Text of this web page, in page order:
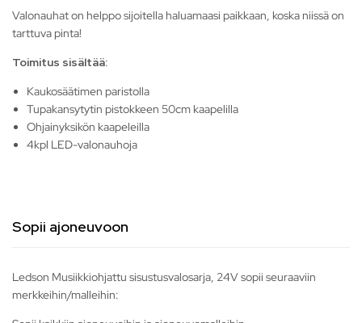
Valonauhat on helppo sijoitella haluamaasi paikkaan, koska niissä on
tarttuva pinta!
Toimitus sisältää:
Kaukosäätimen paristolla
Tupakansytytin pistokkeen 50cm kaapelilla
Ohjainyksikön kaapeleilla
4kpl LED-valonauhoja
Sopii ajoneuvoon
Ledson Musiikkiohjattu sisustusvalosarja, 24V sopii seuraaviin
merkkeihin/malleihin: